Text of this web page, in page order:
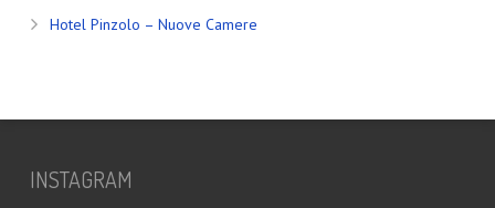
Hotel Pinzolo – Nuove Camere
INSTAGRAM